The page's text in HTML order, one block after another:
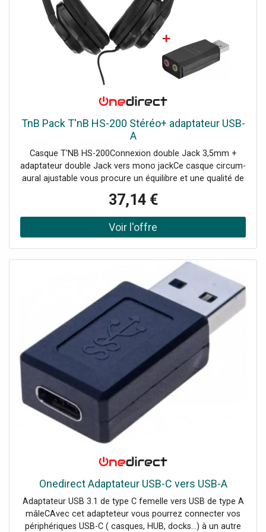
TnB Pack T'nB HS-200 Stéréo+ adaptateur USB-
A
Casque T'NB HS-200Connexion double Jack 3,5mm +
adaptateur double Jack vers mono jackCe casque circum-
aural ajustable vous procure un équilibre et une qualité de
contrôlez en toute autonomie vos communications.
Emportez-le dans tous vos déplacements grâce à son
poids ultra léger, pratique à transporter.Votre casque HS-
200 est fourni avec un adaptateur 2 x jack 3.5mm. Ainsi,
!Caracteristiques techniques:Casque jack 3.5Connexion
double Jack 3.5 + Adaptateur double jack / mono
jackImpedance 32Longueur du câble: 2 mSensibilité
98Puissance maximum d'entrée 100Micro
unidirectionnelFonction MuteControle de volumeApprox -
Adaptateur Jack 3.5mm vers USB-AAdaptateur USB pour
connecter votre materiel avec connectique jack 3.5mm à
votre PC/MACCaractéristiques techniques :Carte son
stéréo USBAudition très équilibrée avec tout type de
materielPort d’entrée : 1 x 3.5mm Audio OutPort de sortie
: 1 x 3.5mm Mic InInstallation simple USB - pas de pilote
supplémentaireCompatible : Win XP, Win Vista, Windowa 7,
8Poids : 65grPlug&play
37,14 €
Onedirect Adaptateur USB-C vers USB-A
Adaptateur USB 3.1 de type C femelle vers USB de type A
mâleCAvec cet adapteteur vous pourrez connecter vos
périphériques USB-C ( casques, HUB, docks...) à un autre